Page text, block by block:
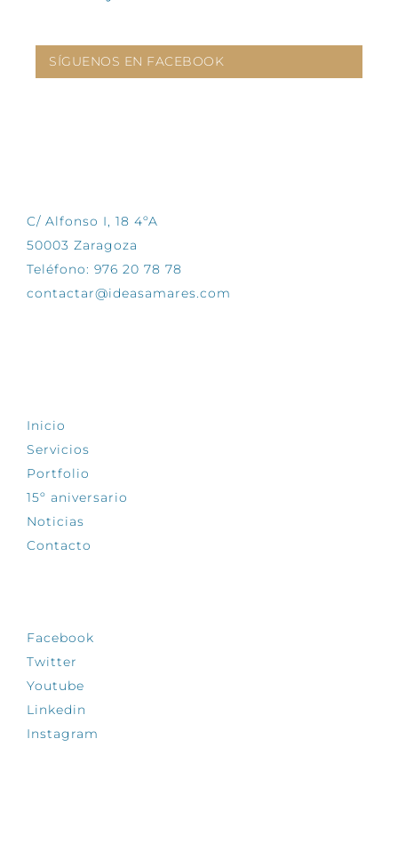
SÍGUENOS EN FACEBOOK
C/ Alfonso I, 18 4ºA
50003 Zaragoza
Teléfono: 976 20 78 78
contactar@ideasamares.com
Inicio
Servicios
Portfolio
15º aniversario
Noticias
Contacto
Facebook
Twitter
Youtube
Linkedin
Instagram